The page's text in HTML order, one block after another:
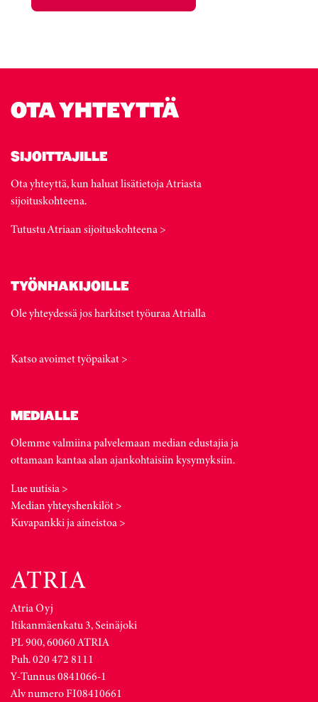
OTA YHTEYTTÄ
SIJOITTAJILLE
Ota yhteyttä, kun haluat lisätietoja Atriasta
sijoituskohteena.
Tutustu Atriaan sijoituskohteena >
TYÖNHAKIJOILLE
Ole yhteydessä jos harkitset työuraa Atrialla
Katso avoimet työpaikat >
MEDIALLE
Olemme valmiina palvelemaan median edustajia ja
ottamaan kantaa alan ajankohtaisiin kysymyksiin.
Lue uutisia >
Median yhteyshenkilöt >
Kuvapankki ja aineistoa >
Atria Oyj
Itikanmäenkatu 3, Seinäjoki
PL 900, 60060 ATRIA
Puh. 020 472 8111
Y-Tunnus 0841066-1
Alv numero FI08410661